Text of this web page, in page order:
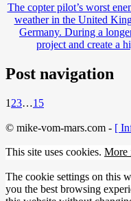
The copter pilot’s worst
weather in the United
Germany. During a
project and create a
Post navigation
1 23…15
© mike-vom-mars.com - [
This site uses cookies. More
The cookie settings on this
you the best browsing